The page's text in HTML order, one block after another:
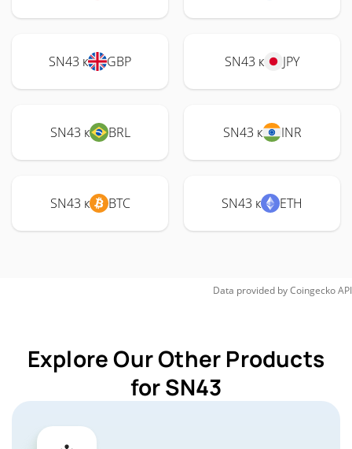
SN43 к GBP SN43 к JPY
SN43 к BRL SN43 к INR
SN43 к BTC SN43 к ETH
Data provided byCoingeckoAPI
Explore Our Other Products
for SN43